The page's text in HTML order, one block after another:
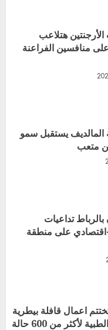
هتلاعب
منافسين الفراعنة
يستقبل سمو
متعب
تداعيات
اقتصادي على منطقة
اعمال قافلة بيطرية
وتقدم الرعاية الطبية لأكثر من 600 حالة